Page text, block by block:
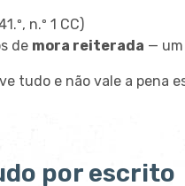
n.º 1 CC)
de mora reiterada — um
tudo e não vale a pena
por escrito